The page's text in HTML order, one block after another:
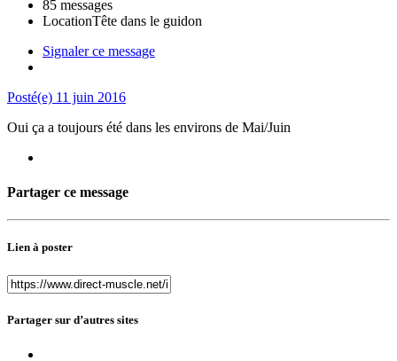
85 messages
LocationTête dans le guidon
Signaler ce message
Posté(e) 11 juin 2016
Oui ça a toujours été dans les environs de Mai/Juin
Partager ce message
Lien à poster
Partager sur d’autres sites